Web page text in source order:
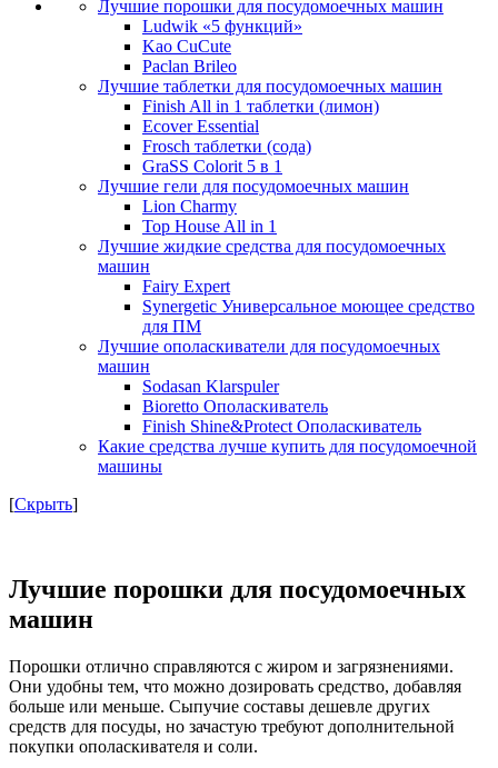
Лучшие порошки для посудомоечных машин
Ludwik «5 функций»
Kao CuCute
Paclan Brileo
Лучшие таблетки для посудомоечных машин
Finish All in 1 таблетки (лимон)
Ecover Essential
Frosch таблетки (сода)
GraSS Colorit 5 в 1
Лучшие гели для посудомоечных машин
Lion Charmy
Top House All in 1
Лучшие жидкие средства для посудомоечных
машин
Fairy Expert
Synergetic Универсальное моющее средство
для ПМ
Лучшие ополаскиватели для посудомоечных
машин
Sodasan Klarspuler
Bioretto Ополаскиватель
Finish Shine&Protect Ополаскиватель
Какие средства лучше купить для посудомоечной
машины
[Скрыть]
Лучшие порошки для посудомоечных
машин
Порошки отлично справляются с жиром и загрязнениями.
Они удобны тем, что можно дозировать средство, добавляя
больше или меньше. Сыпучие составы дешевле других
средств для посуды, но зачастую требуют дополнительной
покупки ополаскивателя и соли.